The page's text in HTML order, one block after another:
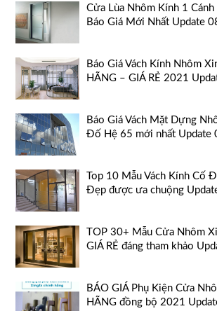
Cửa Lùa Nhôm Kính 1
Báo Giá Mới Nhất Update
Báo Giá Vách Kính Nhôm
HÃNG – GIÁ RẺ 2021
Báo Giá Vách Mặt Dựng
Đố Hệ 65 mới nhất Update
Top 10 Mẫu Vách Kính Cố
Đẹp được ưa chuộng
TOP 30+ Mẫu Cửa Nhôm
GIÁ RẺ đáng tham khảo
BÁO GIÁ Phụ Kiện Cửa
HÃNG đồng bộ 2021